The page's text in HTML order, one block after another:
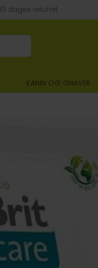
dages returret
KANIN OG GNAVER